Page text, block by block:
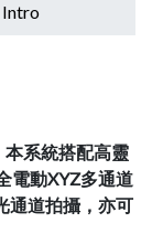
Intro
本系統搭配高靈
電動XYZ多通道
通道拍攝，亦可